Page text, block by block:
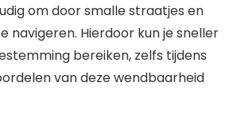
om door smalle straatjes en
navigeren. Hierdoor kun je sneller
bereiken, zelfs tijdens
van deze wendbaarheid